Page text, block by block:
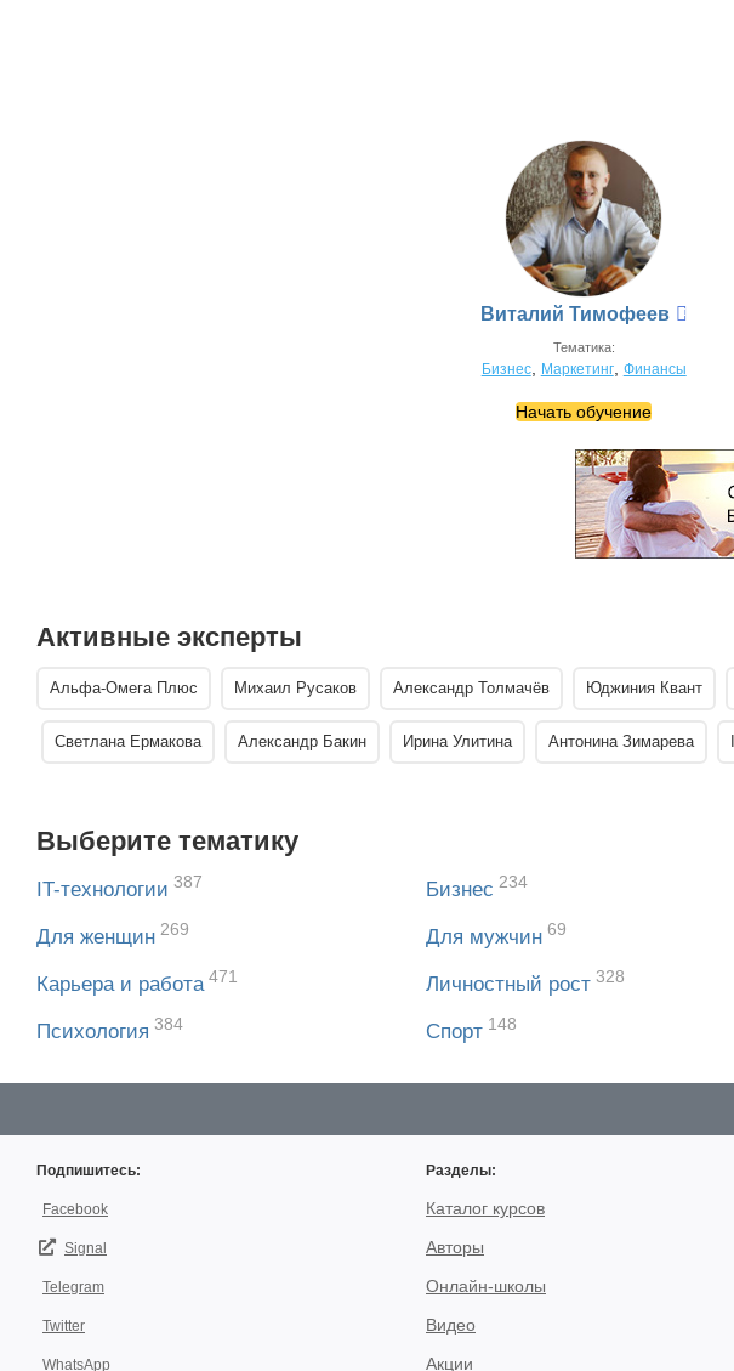
Виталий Тимофеев
Тематика:
Бизнес, Маркетинг, Финансы
Начать обучение
Активные эксперты
Альфа-Омега Плюс Михаил Русаков Александр Толмачёв Юджиния Квант
Светлана Ермакова Александр Бакин Ирина Улитина Антонина Зимарева
Выберите тематику
IT-технологии 387 Бизнес 234
Для женщин 269 Для мужчин 69
Карьера и работа 471 Личностный рост 328
Психология 384 Спорт 148
Подпишитесь:
Facebook
Signal
Telegram
Twitter
WhatsApp
Разделы:
Каталог курсов
Авторы
Онлайн-школы
Видео
Акции